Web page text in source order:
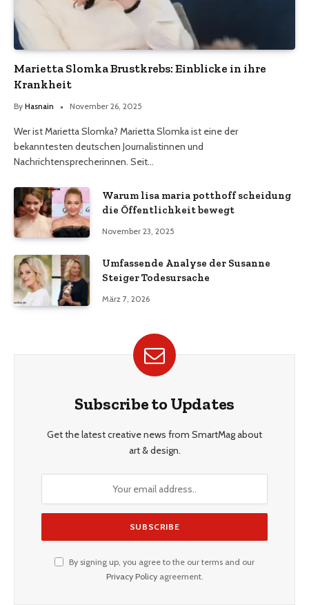
Marietta Slomka Brustkrebs: Einblicke in ihre
Krankheit
By Hasnain November 26, 2025
Wer ist Marietta Slomka? Marietta Slomka ist eine der
bekanntesten deutschen Journalistinnen und
Nachrichtensprecherinnen. Seit…
Warum lisa maria potthoff scheidung
die Öffentlichkeit bewegt
November 23, 2025
Umfassende Analyse der Susanne
Steiger Todesursache
März 7, 2026
Subscribe to Updates
Get the latest creative news from SmartMag about
art & design.
By signing up, you agree to the our terms and our
Privacy Policyagreement.